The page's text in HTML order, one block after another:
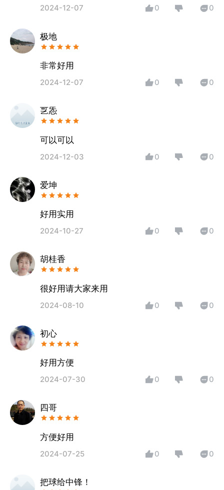
2024-12-07 0 0
极地
非常好用
2024-12-07 0 0
㐓㤅
可以可以
2024-12-03 0 0
爱坤
好用实用
2024-10-27 0 0
胡桂香
很好用请大家来用
2024-08-10 0 0
初心
好用方便
2024-07-30 0 0
四哥
方便好用
2024-07-25 0 0
把球给中锋！